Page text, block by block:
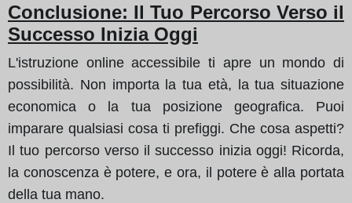
Conclusione: Il Tuo Percorso Verso il
Successo Inizia Oggi
L'istruzione online accessibile ti apre un mondo di
possibilità. Non importa la tua età, la tua situazione
economica o la tua posizione geografica. Puoi
imparare qualsiasi cosa ti prefiggi. Che cosa aspetti?
Il tuo percorso verso il successo inizia oggi! Ricorda,
la conoscenza è potere, e ora, il potere è alla portata
della tua mano.